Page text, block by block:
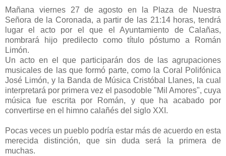
Mañana viernes 27 de agosto en la Plaza de Nuestra
Señora de la Coronada, a partir de las 21:14 horas, tendrá
lugar el acto por el que el Ayuntamiento de Calañas,
nombrará hijo predilecto como título póstumo a Román
Limón.
Un acto en el que participarán dos de las agrupaciones
musicales de las que formó parte, como la Coral Polifónica
José Limón, y la Banda de Música Cristóbal Llanes, la cual
interpretará por primera vez el pasodoble "Mil Amores", cuya
música fue escrita por Román, y que ha acabado por
convertirse en el himno calañés del siglo XXI.
Pocas veces un pueblo podría estar más de acuerdo en esta
merecida distinción, que sin duda será la primera de
muchas.